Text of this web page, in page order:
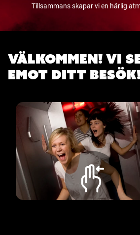
Tillsammans skapar vi en härlig
Välkommen! Vi
emot ditt